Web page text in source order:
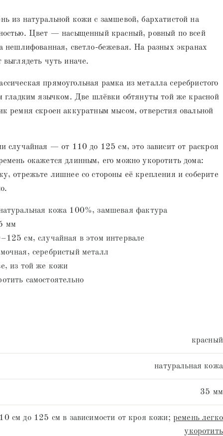
из натуральной кожи с замшевой, бархатистой на
Цвет — насыщенный красный, ровный по всей
нешлифованная, светло-бежевая. На разных экранах
выглядеть чуть иначе.
прямоугольная рамка из металла серебристого
гладким язычком. Две шлёвки обтянуты той же красной
ремня скроен аккуратным мысом, отверстия овальной
случайная — от 110 до 125 см, это зависит от раскроя
окажется длинным, его можно укоротить дома:
отрежьте лишнее со стороны её крепления и соберите
кожа 100%, замшевая фактура
мм
см, случайная в этом интервале
серебристый металл
из той же кожи
самостоятельно
красный
натуральная кожа
35 мм
см до 125 см в зависимости от кроя кожи; ремень легко
укоротить